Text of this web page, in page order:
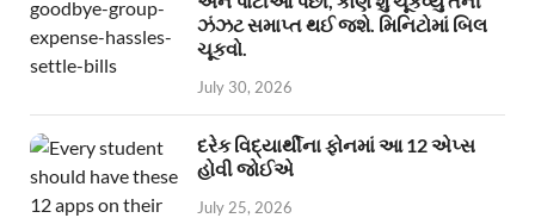
ઝંઝટ સમાપ્ત થઈ જશે. મિનિટોમાં બિલ
ચૂકવો.
July 30, 2026
દરેક વિદ્યાર્થીના ફોનમાં આ 12 એપ્સ
હોવી જોઈએ
July 25, 2026